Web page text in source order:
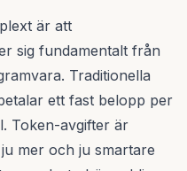
är att
sig fundamentalt från
Traditionella
ett fast belopp per
Token-avgifter är
mer och ju smartare